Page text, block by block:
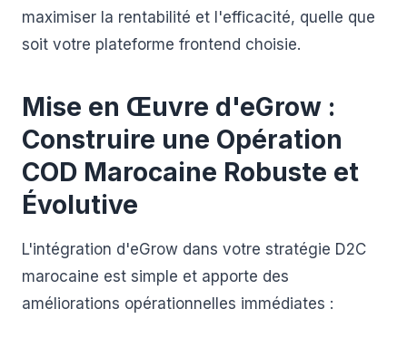
maximiser la rentabilité et l'efficacité, quelle que
soit votre plateforme frontend choisie.
Mise en Œuvre d'eGrow :
Construire une Opération
COD Marocaine Robuste et
Évolutive
L'intégration d'eGrow dans votre stratégie D2C
marocaine est simple et apporte des
améliorations opérationnelles immédiates :